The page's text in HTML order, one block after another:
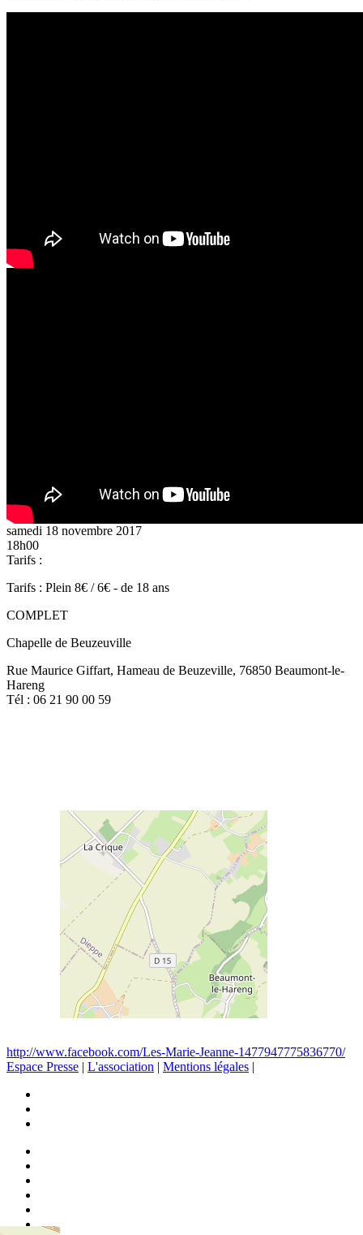
samedi 18 novembre 2017
18h00
Tarifs :
Tarifs : Plein 8€ / 6€ - de 18 ans
COMPLET
Chapelle de Beuzeuville
Rue Maurice Giffart, Hameau de Beuzeville, 76850 Beaumont-le-
Hareng
Tél : 06 21 90 00 59
http://www.facebook.com/Les-Marie-Jeanne-1477947775836770/
Espace Presse | L'association | Mentions légales |